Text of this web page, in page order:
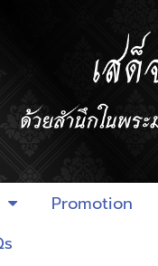
Promotion